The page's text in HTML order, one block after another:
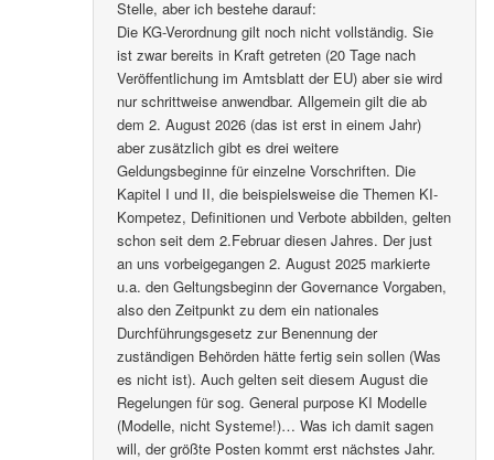
Stelle, aber ich bestehe darauf:
Die KG-Verordnung gilt noch nicht vollständig. Sie
ist zwar bereits in Kraft getreten (20 Tage nach
Veröffentlichung im Amtsblatt der EU) aber sie wird
nur schrittweise anwendbar. Allgemein gilt die ab
dem 2. August 2026 (das ist erst in einem Jahr)
aber zusätzlich gibt es drei weitere
Geldungsbeginne für einzelne Vorschriften. Die
Kapitel I und II, die beispielsweise die Themen KI-
Kompetez, Definitionen und Verbote abbilden, gelten
schon seit dem 2.Februar diesen Jahres. Der just
an uns vorbeigegangen 2. August 2025 markierte
u.a. den Geltungsbeginn der Governance Vorgaben,
also den Zeitpunkt zu dem ein nationales
Durchführungsgesetz zur Benennung der
zuständigen Behörden hätte fertig sein sollen (Was
es nicht ist). Auch gelten seit diesem August die
Regelungen für sog. General purpose KI Modelle
(Modelle, nicht Systeme!)… Was ich damit sagen
will, der größte Posten kommt erst nächstes Jahr.